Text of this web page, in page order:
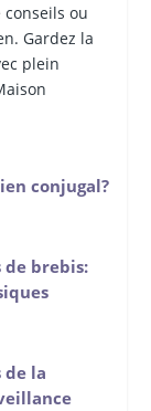
ou
Gardez la
plein
conjugal?
brebis:
de la